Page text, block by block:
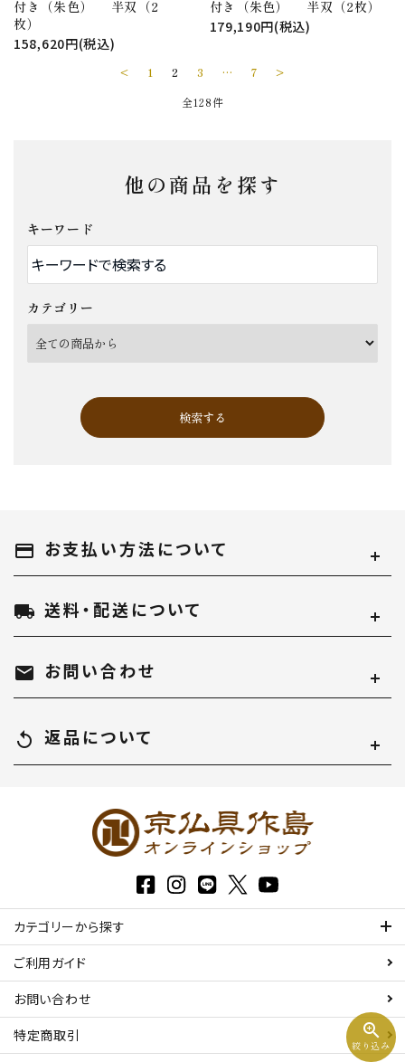
付き（朱色） 半双（2
枚）
158,620円(税込)
付き（朱色） 半双（2枚）
179,190円(税込)
< 1 2 3 … 7
>
全128件
他の商品を探す
キーワード
カテゴリー
検索する
zoom_in
絞り込み
キーワード
カテゴリー
payment お支払い方法について
local_shipping 送料・配送について
mail お問い合わせ
replay 返品について
カテゴリーから探す
ご利用ガイド
お問い合わせ
特定商取引